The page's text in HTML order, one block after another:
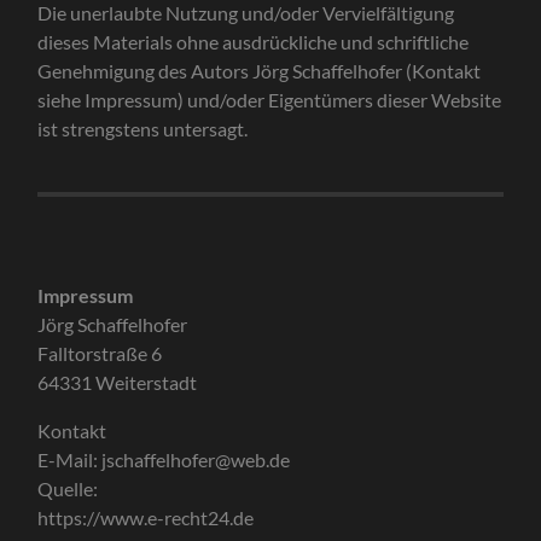
Die unerlaubte Nutzung und/oder Vervielfältigung
dieses Materials ohne ausdrückliche und schriftliche
Genehmigung des Autors Jörg Schaffelhofer (Kontakt
siehe Impressum) und/oder Eigentümers dieser Website
ist strengstens untersagt.
Impressum
Jörg Schaffelhofer
Falltorstraße 6
64331 Weiterstadt
Kontakt
E-Mail: jschaffelhofer@web.de
Quelle:
https://www.e-recht24.de